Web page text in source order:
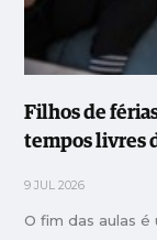
Filhos de
tempos livres
9 JUL 2026
O fim das aulas é